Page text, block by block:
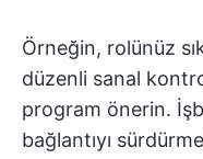
Örneğin, rolünüz
düzenli sanal
program önerin.
bağlantıyı